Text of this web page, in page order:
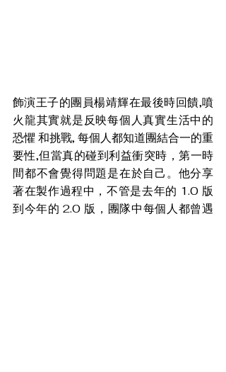
飾演王子的團員楊靖輝在最後時回饋,噴
火龍其實就是反映每個人真實生活中的
恐懼 和挑戰, 每個人都知道團結合一的重
要性,但當真的碰到利益衝突時，第一時
間都不會覺得問題是在於自己。他分享
著在製作過程中，不管是去年的 1.0 版
到今年的 2.0 版，團隊中每個人都曾遇